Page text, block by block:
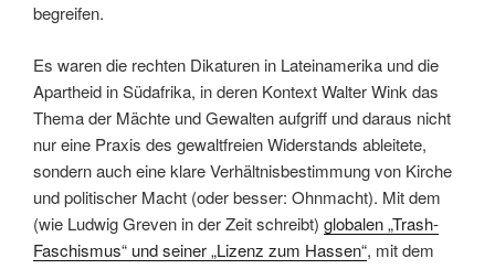
begreifen.
Es waren die rechten Dikaturen in Lateinamerika und die
Apartheid in Südafrika, in deren Kontext Walter Wink das
Thema der Mächte und Gewalten aufgriff und daraus nicht
nur eine Praxis des gewaltfreien Widerstands ableitete,
sondern auch eine klare Verhältnisbestimmung von Kirche
und politischer Macht (oder besser: Ohnmacht). Mit dem
(wie Ludwig Greven in der Zeit schreibt) globalen „Trash-
Faschismus“ und seiner „Lizenz zum Hassen“, mit dem